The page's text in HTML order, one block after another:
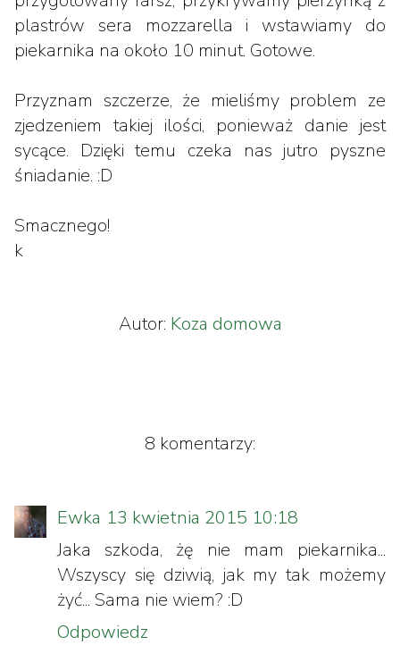
plastrów sera mozzarella i wstawiamy do
piekarnika na około 10 minut. Gotowe.
Przyznam szczerze, że mieliśmy problem ze
zjedzeniem takiej ilości, ponieważ danie jest
sycące. Dzięki temu czeka nas jutro pyszne
śniadanie. :D
Smacznego!
k
Autor: Koza domowa
8 komentarzy:
Ewka 13 kwietnia 2015 10:18
Jaka szkoda, żę nie mam piekarnika...
Wszyscy się dziwią, jak my tak możemy
żyć... Sama nie wiem? :D
Odpowiedz